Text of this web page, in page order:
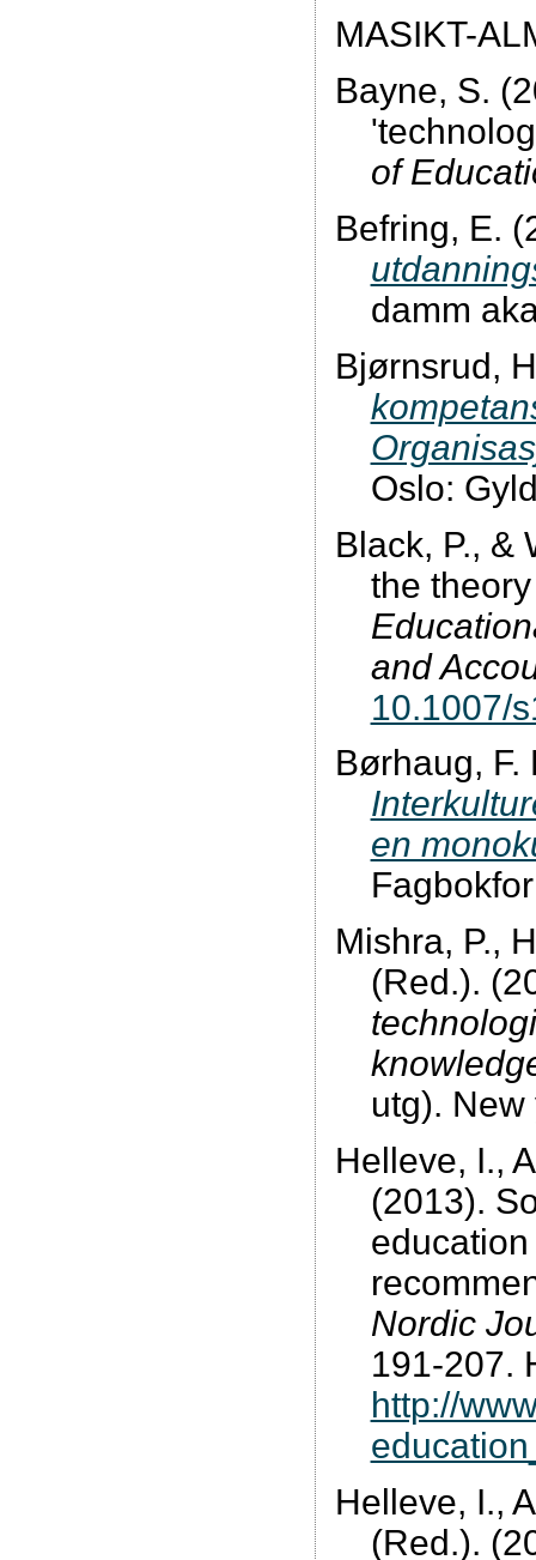
MASIKT-
Bayne, S.
of
Befring, E.
damm
Bjørnsrud,
Oslo:
Black, P., &
the
and
10.1007/
Børhaug, F.
en
Mishra, P.,
(Red.).
utg).
Helleve, I.,
(2013).
Nordic
191-207.
http://
Helleve, I.,
(Red.).